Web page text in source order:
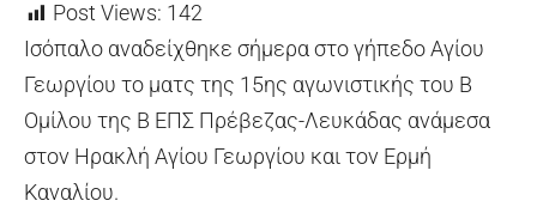
Post Views: 142
Ισόπαλο αναδείχθηκε σήμερα στο γήπεδο Αγίου
Γεωργίου το ματς της 15ης αγωνιστικής του Β
Ομίλου της Β ΕΠΣ Πρέβεζας-Λευκάδας ανάμεσα
στον Ηρακλή Αγίου Γεωργίου και τον Ερμή
Καναλίου.